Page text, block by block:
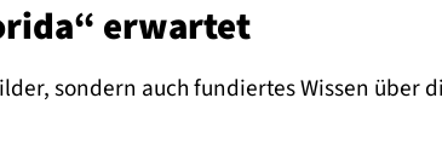
erwartet
sondern auch fundiertes Wissen über